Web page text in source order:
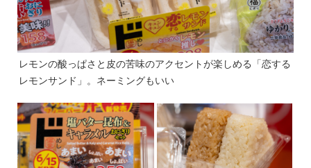
レモンの酸っぱさと皮の苦味のアクセントが楽しめる「恋する
レモンサンド」。ネーミングもいい